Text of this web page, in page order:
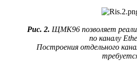
Рис. 2. ЩМК96 позволяет
по каналу
Построения отдельного